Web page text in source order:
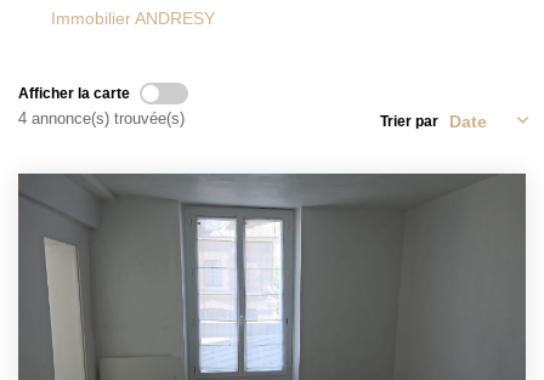
Immobilier ANDRESY
Afficher la carte
4 annonce(s) trouvée(s) Trier par